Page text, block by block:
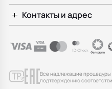
Контакты и адрес
Все надлежащие
подтверждению